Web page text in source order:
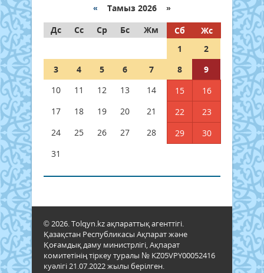
« Тамыз 2026 »
Дс
Сс Ср Бс Жм Сб
Жс
1
2
3
4 5 6 7 8
9
10
11 12 13 14 15
16
17
18 19 20 21 22
23
24
25 26 27 28 29
30
31
© 2026. Tolqyn.kz ақпараттық агенттігі.
Қазақстан Республикасы Ақпарат және
Қоғамдық даму министрлігі, Ақпарат
комитетінің тіркеу туралы № KZ05VPY00052416
куәлігі 21.07.2022 жылы берілген.